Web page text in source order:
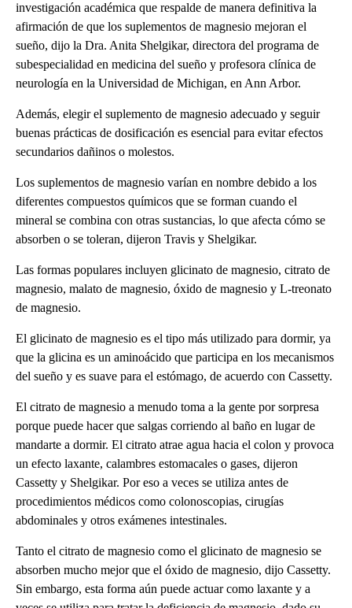
investigación académica que respalde de manera definitiva la
afirmación de que los suplementos de magnesio mejoran el
sueño, dijo la Dra. Anita Shelgikar, directora del programa de
subespecialidad en medicina del sueño y profesora clínica de
neurología en la Universidad de Michigan, en Ann Arbor.
Además, elegir el suplemento de magnesio adecuado y seguir
buenas prácticas de dosificación es esencial para evitar efectos
secundarios dañinos o molestos.
Los suplementos de magnesio varían en nombre debido a los
diferentes compuestos químicos que se forman cuando el
mineral se combina con otras sustancias, lo que afecta cómo se
absorben o se toleran, dijeron Travis y Shelgikar.
Las formas populares incluyen glicinato de magnesio, citrato de
magnesio, malato de magnesio, óxido de magnesio y L-treonato
de magnesio.
El glicinato de magnesio es el tipo más utilizado para dormir, ya
que la glicina es un aminoácido que participa en los mecanismos
del sueño y es suave para el estómago, de acuerdo con Cassetty.
El citrato de magnesio a menudo toma a la gente por sorpresa
porque puede hacer que salgas corriendo al baño en lugar de
mandarte a dormir. El citrato atrae agua hacia el colon y provoca
un efecto laxante, calambres estomacales o gases, dijeron
Cassetty y Shelgikar. Por eso a veces se utiliza antes de
procedimientos médicos como colonoscopias, cirugías
abdominales y otros exámenes intestinales.
Tanto el citrato de magnesio como el glicinato de magnesio se
absorben mucho mejor que el óxido de magnesio, dijo Cassetty.
Sin embargo, esta forma aún puede actuar como laxante y a